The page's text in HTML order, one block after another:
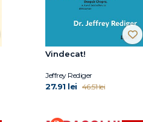
Vindecat!
Jeffrey Rediger
27.91 lei 46.51 lei